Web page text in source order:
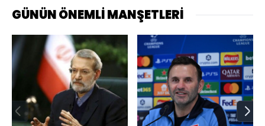
GÜNÜN ÖNEMLİ MANŞETLERİ